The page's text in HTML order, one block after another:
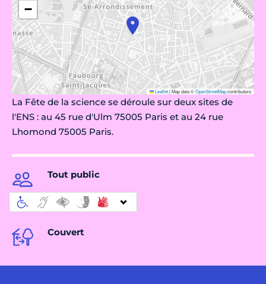
−
Leaflet|Map data ©OpenStreetMapcontributors
La Fête de la science se déroule sur deux sites de
l'ENS : au 45 rue d'Ulm 75005 Paris et au 24 rue
Lhomond 75005 Paris.
Tout public
Couvert